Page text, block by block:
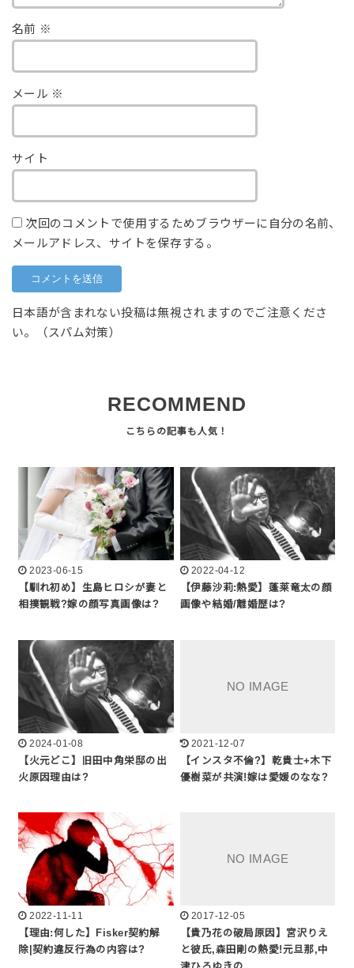
名前 ※
メール ※
サイト
次回のコメントで使用するためブラウザーに自分の名前、
メールアドレス、サイトを保存する。
日本語が含まれない投稿は無視されますのでご注意くださ
い。（スパム対策）
RECOMMEND
2023-06-15
【馴れ初め】生島ヒロシが妻と
相撲観戦?嫁の顔写真画像は?
2022-04-12
【伊藤沙莉:熱愛】蓬莱竜太の顔
画像や結婚/離婚歴は?
2024-01-08
【火元どこ】旧田中角栄邸の出
火原因理由は?
2021-12-07
【インスタ不倫?】乾貴士+木下
優樹菜が共演!嫁は愛媛のなな?
2022-11-11
【理由:何した】Fisker契約解
除|契約違反行為の内容は?
2017-12-05
【貴乃花の破局原因】宮沢りえ
と彼氏,森田剛の熱愛!元旦那,中